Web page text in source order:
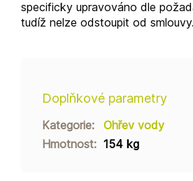
specificky upravováno dle
tudíž nelze odstoupit od smlouvy.
Doplňkové parametry
Kategorie:
Ohřev vody
Hmotnost: 154 kg